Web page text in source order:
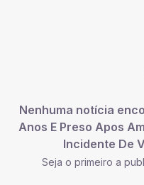
Nenhuma notícia
Anos E Preso Apos
Incidente De
Seja o primeiro a